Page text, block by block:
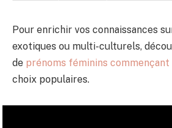
Pour enrichir vos connaissances
exotiques ou multi-culturels,
de prénoms féminins commençant
choix populaires.